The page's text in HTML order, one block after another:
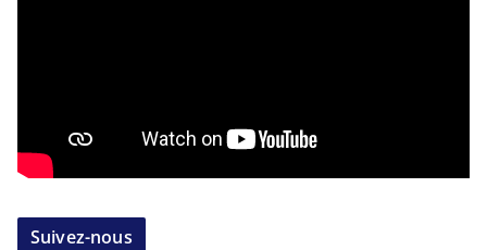
Suivez-nous